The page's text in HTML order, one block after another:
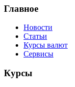
Главное
Новости
Статьи
Курсы валют
Сервисы
Курсы